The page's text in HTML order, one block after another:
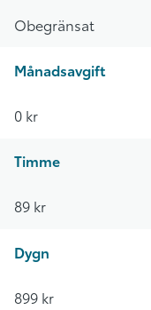
Obegränsat
Månadsavgift
0 kr
Timme
89 kr
Dygn
899 kr